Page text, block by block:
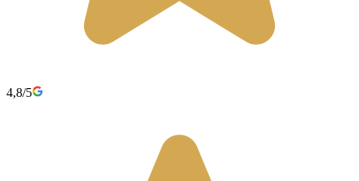
4,8/5